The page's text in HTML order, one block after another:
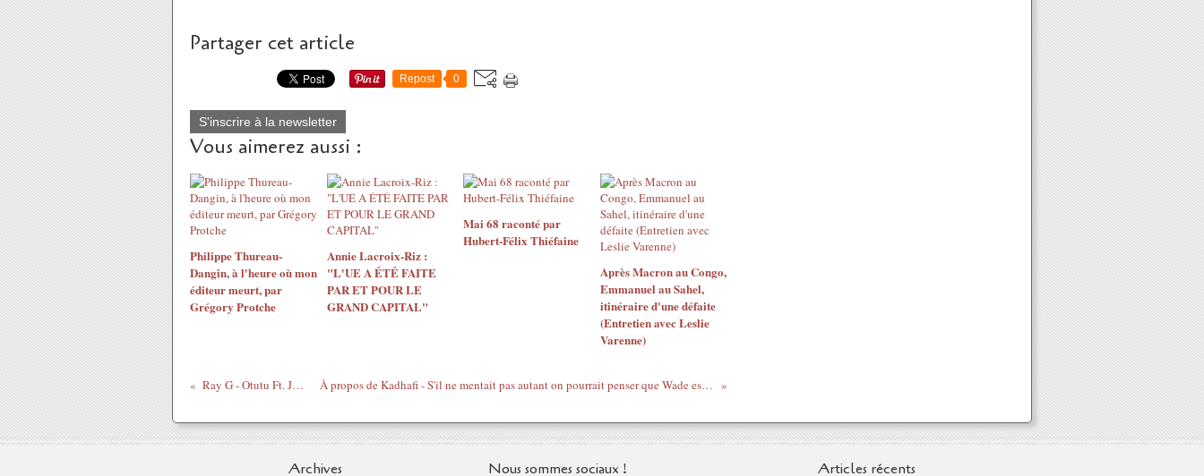
Partager cet article
Repost 0
S'inscrire à la newsletter
Vous aimerez aussi :
Philippe Thureau-
Dangin, à l'heure où mon
éditeur meurt, par
Grégory Protche
Annie Lacroix-Riz :
"L'UE A ÉTÉ FAITE
PAR ET POUR LE
GRAND CAPITAL"
Mai 68 raconté par
Hubert-Félix Thiéfaine
Après Macron au Congo,
Emmanuel au Sahel,
itinéraire d'une défaite
(Entretien avec Leslie
Varenne)
Ray G - Otutu Ft. Jaywon & W4 À propos de Kadhafi - S'il ne mentait pas autant on pourrait penser que Wade est sénile, mais il n'est qu'un employé...
Archives Nous sommes sociaux ! Articles récents